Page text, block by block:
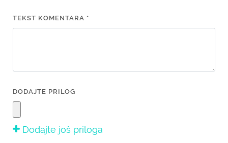
TEKST KOMENTARA *
DODAJTE PRILOG
Dodajte još priloga